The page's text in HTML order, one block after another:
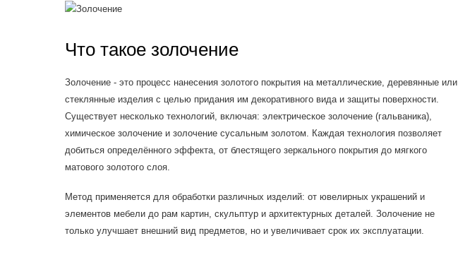
Что такое золочение
Золочение - это процесс нанесения золотого покрытия на металлические, деревянные или
стеклянные изделия с целью придания им декоративного вида и защиты поверхности.
Существует несколько технологий, включая: электрическое золочение (гальваника),
химическое золочение и золочение сусальным золотом. Каждая технология позволяет
добиться определённого эффекта, от блестящего зеркального покрытия до мягкого
матового золотого слоя.
Метод применяется для обработки различных изделий: от ювелирных украшений и
элементов мебели до рам картин, скульптур и архитектурных деталей. Золочение не
только улучшает внешний вид предметов, но и увеличивает срок их эксплуатации.